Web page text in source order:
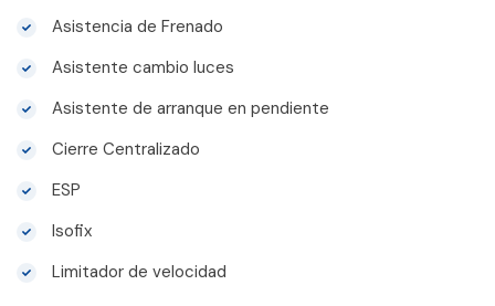
Asistencia de Frenado
Asistente cambio luces
Asistente de arranque en pendiente
Cierre Centralizado
ESP
Isofix
Limitador de velocidad